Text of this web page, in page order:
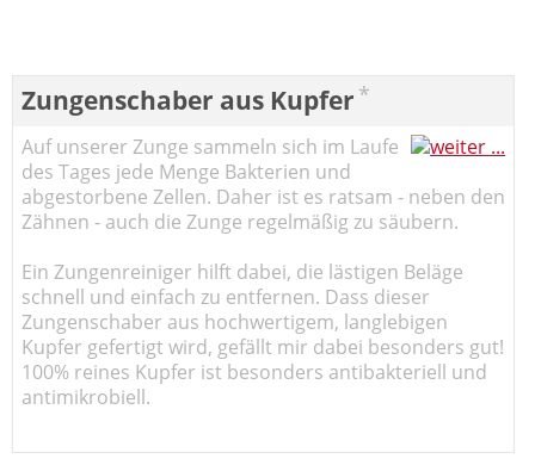
Zungenschaber aus Kupfer *
Auf unserer Zunge sammeln sich im Laufe
des Tages jede Menge Bakterien und
abgestorbene Zellen. Daher ist es ratsam - neben den
Zähnen - auch die Zunge regelmäßig zu säubern.
Ein Zungenreiniger hilft dabei, die lästigen Beläge
schnell und einfach zu entfernen. Dass dieser
Zungenschaber aus hochwertigem, langlebigen
Kupfer gefertigt wird, gefällt mir dabei besonders gut!
100% reines Kupfer ist besonders antibakteriell und
antimikrobiell.